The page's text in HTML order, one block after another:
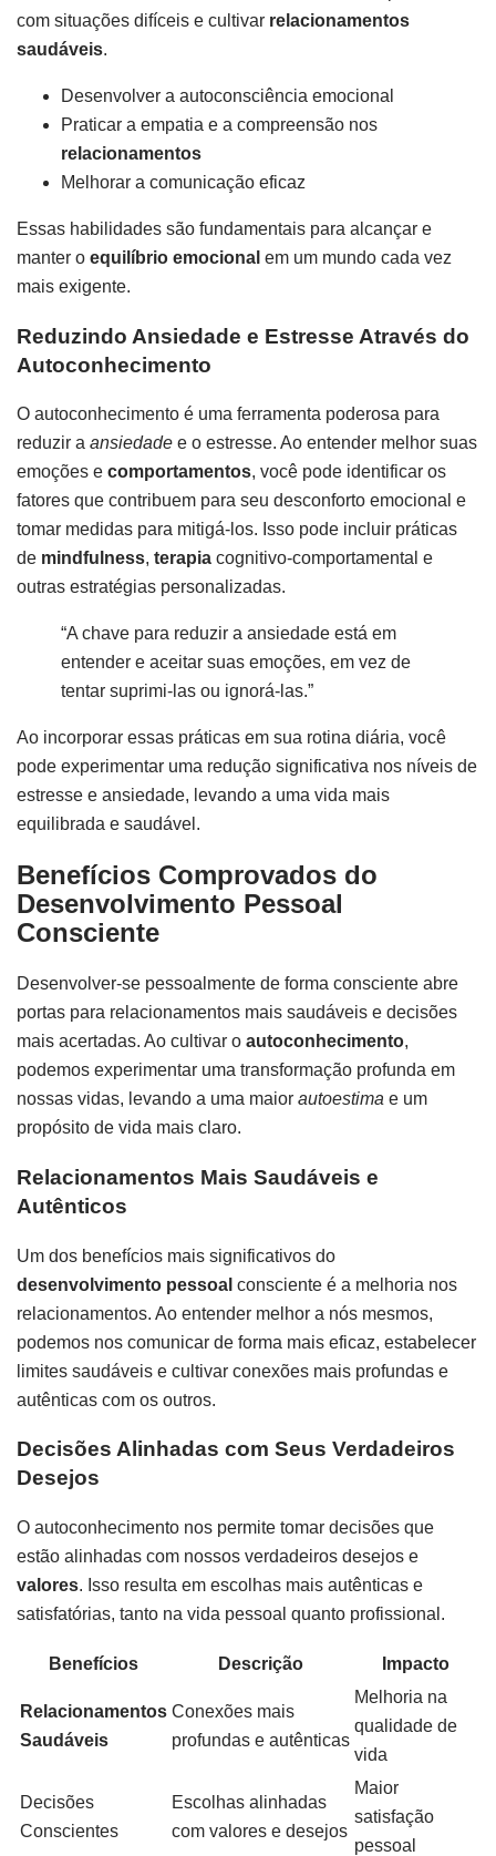
com situações difíceis e cultivar relacionamentos
saudáveis.
Desenvolver a autoconsciência emocional
Praticar a empatia e a compreensão nos
relacionamentos
Melhorar a comunicação eficaz
Essas habilidades são fundamentais para alcançar e
manter o equilíbrio emocional em um mundo cada vez
mais exigente.
Reduzindo Ansiedade e Estresse Através do
Autoconhecimento
O autoconhecimento é uma ferramenta poderosa para
reduzir a ansiedade e o estresse. Ao entender melhor suas
emoções e comportamentos, você pode identificar os
fatores que contribuem para seu desconforto emocional e
tomar medidas para mitigá-los. Isso pode incluir práticas
de mindfulness, terapia cognitivo-comportamental e
outras estratégias personalizadas.
“A chave para reduzir a ansiedade está em
entender e aceitar suas emoções, em vez de
tentar suprimi-las ou ignorá-las.”
Ao incorporar essas práticas em sua rotina diária, você
pode experimentar uma redução significativa nos níveis de
estresse e ansiedade, levando a uma vida mais
equilibrada e saudável.
Benefícios Comprovados do
Desenvolvimento Pessoal
Consciente
Desenvolver-se pessoalmente de forma consciente abre
portas para relacionamentos mais saudáveis e decisões
mais acertadas. Ao cultivar o autoconhecimento,
podemos experimentar uma transformação profunda em
nossas vidas, levando a uma maior autoestima e um
propósito de vida mais claro.
Relacionamentos Mais Saudáveis e
Autênticos
Um dos benefícios mais significativos do
desenvolvimento pessoal consciente é a melhoria nos
relacionamentos. Ao entender melhor a nós mesmos,
podemos nos comunicar de forma mais eficaz, estabelecer
limites saudáveis e cultivar conexões mais profundas e
autênticas com os outros.
Decisões Alinhadas com Seus Verdadeiros
Desejos
O autoconhecimento nos permite tomar decisões que
estão alinhadas com nossos verdadeiros desejos e
valores. Isso resulta em escolhas mais autênticas e
satisfatórias, tanto na vida pessoal quanto profissional.
Benefícios Descrição Impacto
Relacionamentos
Saudáveis
Conexões mais
profundas e autênticas
Melhoria na
qualidade de
vida
Decisões
Conscientes
Escolhas alinhadas
com valores e desejos
Maior
satisfação
pessoal